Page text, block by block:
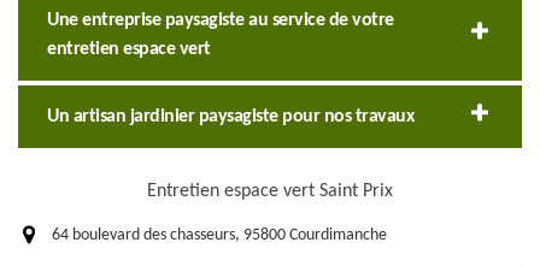
Une entreprise paysagiste au service de votre
entretien espace vert
Un artisan jardinier paysagiste pour nos travaux
Entretien espace vert Saint Prix
64 boulevard des chasseurs, 95800 Courdimanche